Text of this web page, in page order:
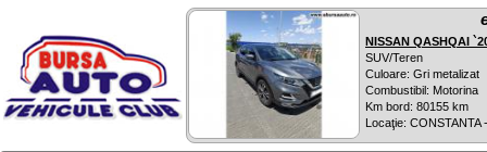
NISSAN QASHQAI
SUV/Teren
Culoare: Gri metalizat
Combustibil: Motorina
Km bord: 80155 km
Locaţie: CONSTANTA